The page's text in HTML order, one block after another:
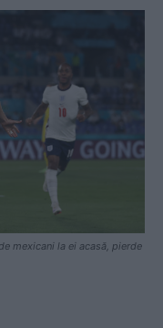
mexicani la ei acasă, pierde